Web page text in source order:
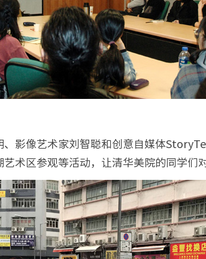
影像艺术家刘智聪和创意自媒体
术区参观等活动，让清华美院的同学们